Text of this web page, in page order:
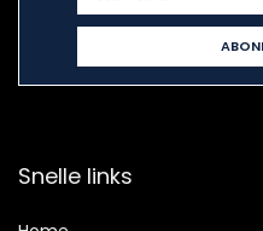
Snelle links